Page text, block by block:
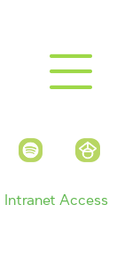
Intranet Access